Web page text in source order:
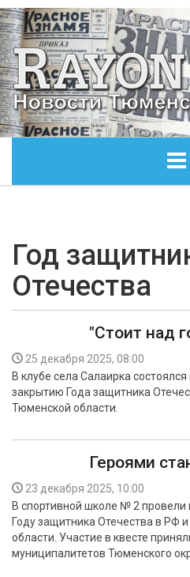
ОБЩЕСТВО
ЭКОНОМИКА
БЕЗОПАСНОСТЬ
СПОРТ
АРХИВ PDF
Год
Отечества
"Стоит над
25 декабря 2025, 08:00
В клубе села Салаирка
закрытию Года защитника
Тюменской области.
Героями
23 декабря 2025, 10:00
В спортивной школе № 2 провели
Году защитника Отечества в РФ
области. Участие в квесте
муниципалитетов Тюменского